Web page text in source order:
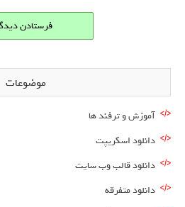
موضوعات
آموزش و ترفند ها
دانلود اسکریپت
دانلود قالب وب سایت
دانلود متفرقه